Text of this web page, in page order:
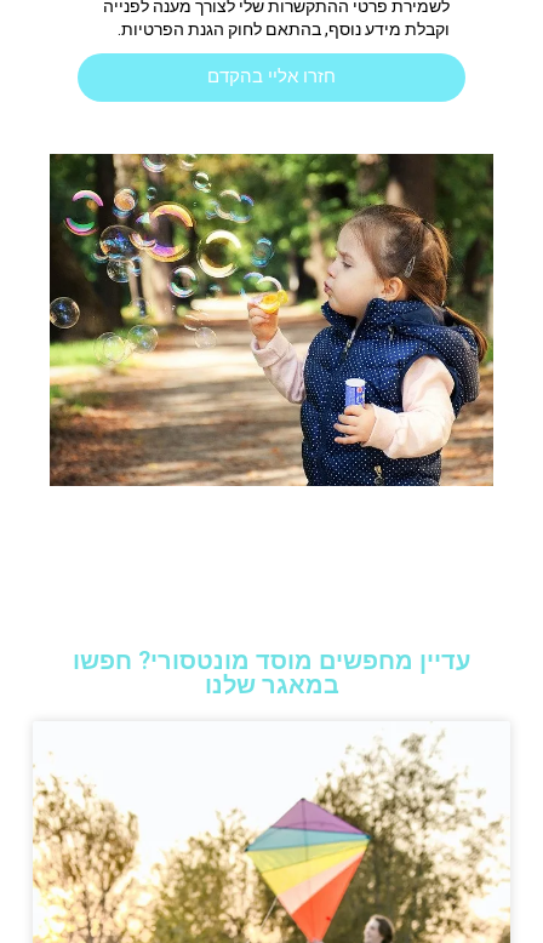
לשמירת פרטי ההתקשרות שלי לצורך מענה לפנייה
וקבלת מידע נוסף, בהתאם לחוק הגנת הפרטיות.
חזרו אליי בהקדם
עדיין מחפשים מוסד מונטסורי? חפשו
במאגר שלנו